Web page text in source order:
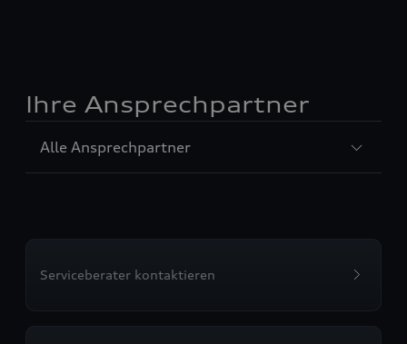
Ihre Ansprechpartner
Alle AnsprechpartnerSección
Serviceberater kontaktieren